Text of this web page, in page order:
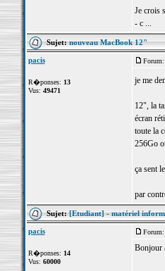
Je crois
- c ...
Sujet:nouveau MacBook 12"
pacis
R�ponses: 13
Vus: 49471
Forum:
je me
12", la
écran
toute la
256Go
ça sent
par
Sujet:[Etudiant] - matériel
pacis
R�ponses: 14
Vus: 60000
Forum:
Bonjour